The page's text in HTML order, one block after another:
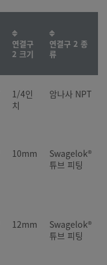
연결구
2 크기
연결구 2 종
류
1/4인
치
암나사 NPT
10mm
Swagelok®
튜브 피팅
12mm
Swagelok®
튜브 피팅